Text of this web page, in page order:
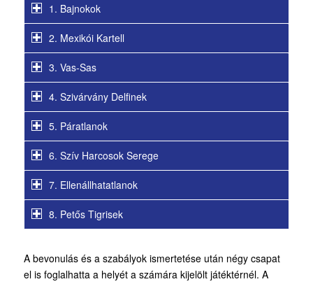
1. Bajnokok
2. Mexikói Kartell
3. Vas-Sas
4. Szivárvány Delfinek
5. Páratlanok
6. Szív Harcosok Serege
7. Ellenállhatatlanok
8. Petős Tigrisek
A bevonulás és a szabályok ismertetése után négy csapat
el is foglalhatta a helyét a számára kijelölt játéktérnél. A